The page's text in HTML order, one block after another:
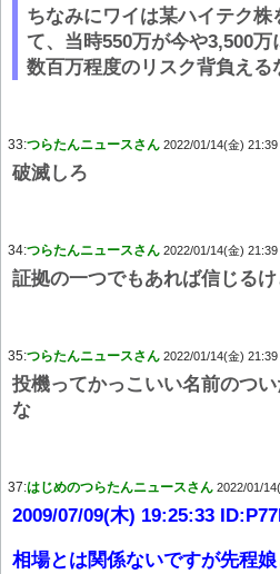
ちなみにワイは某ハイテク株
て、当時550万が今や3,500
数百万程度のリスク背負える
33:つらたんニュースさん 2022/01/14(金) 21:39
破滅しろ
34:つらたんニュースさん 2022/01/14(金) 21:39
証拠の一つでもあれば信じる
35:つらたんニュースさん 2022/01/14(金) 21:39
投機ってかっこいい名前のつ
な
37:はじめのつらたんニュースさん 2022/01/
2009/07/09(木) 19:25:33
相場とは関係ないですが先程